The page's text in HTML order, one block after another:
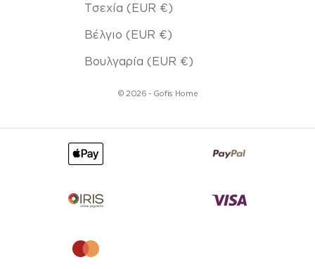
Τσεχία (EUR €)
Βέλγιο (EUR €)
Βουλγαρία (EUR €)
© 2026 - Gofis Home